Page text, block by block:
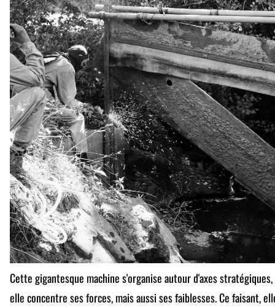
Cette gigantesque machine s'organise autour d'axes
elle concentre ses forces, mais aussi ses faiblesses. Ce faisant,